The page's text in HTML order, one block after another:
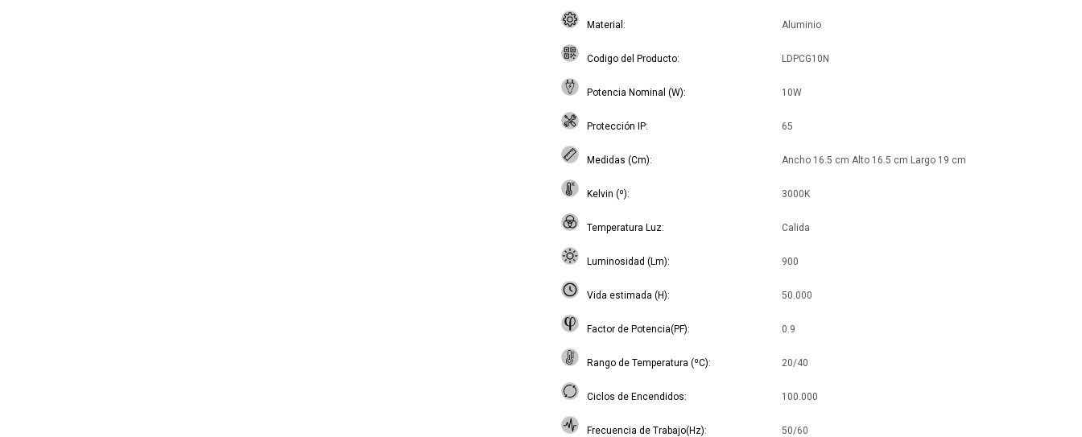
Material Aluminio
Codigo del Producto LDPCG10N
Potencia Nominal (W) 10W
Protección IP 65
Medidas (Cm) Ancho 16.5 cm Alto 16.5 cm Largo 19 cm
Kelvin (º) 3000K
Temperatura Luz Calida
Luminosidad (Lm) 900
Vida estimada (H) 50.000
Factor de Potencia(PF) 0.9
Rango de Temperatura (ºC) 20/40
Ciclos de Encendidos 100.000
Frecuencia de Trabajo(Hz) 50/60